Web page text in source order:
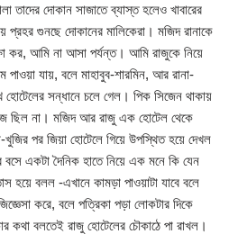
তাদের দোকান সাজাতে ব্যাস্ত হলেও খাবারের
প্রহর গুনছে দোকানের মালিকেরা। মজিদ রানাকে
কর, আমি না আসা পর্যন্ত। আমি রাজুকে নিয়ে
যায়, বলে মাহাবুব-শারমিন, আর রানা-
হোটেলের সন্ধানে চলে গেল। পিক সিজেন থাকায়
ছিল না। মজিদ আর রাজু এক হোটেল থেকে
পর জিয়া হোটেলে গিয়ে উপস্থিত হয়ে দেখল
বসে একটা দৈনিক হাতে নিয়ে এক মনে কি যেন
হয়ে বলল -এখানে কামড়া পাওয়াটা যাবে বলে
করে, বলে পত্রিকা পড়া লোকটার দিকে
কথা বলতেই রাজু হোটেলের চৌকাঠে পা রাখল।